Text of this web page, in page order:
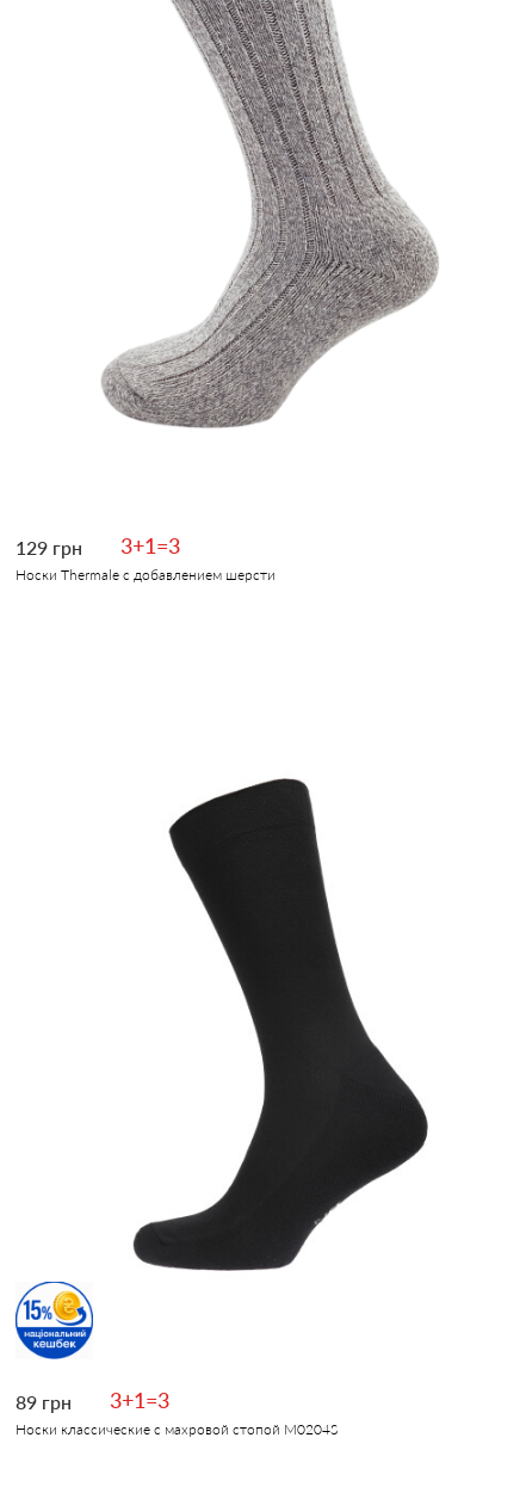
129 грн 3+1=3
Носки Thermale с добавлением шерсти
89 грн 3+1=3
Носки классические с махровой стопой M0204S